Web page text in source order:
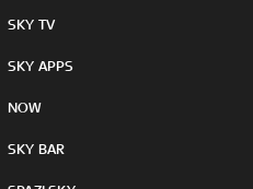
SKY TV
SKY APPS
NOW
SKY BAR